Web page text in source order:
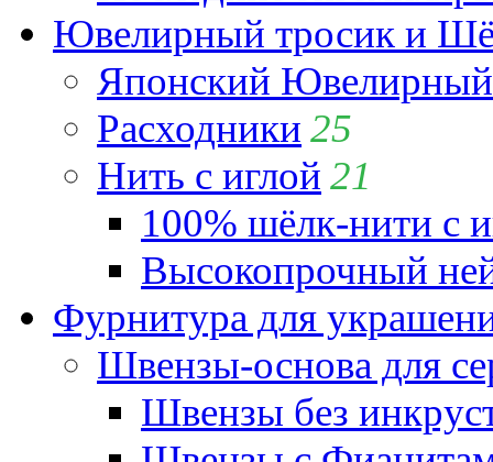
Ювелирный тросик и
Японский
Расходники 25
Нить с иглой 21
100% шёлк-нити с
Высокопрочный
Фурнитура для
Швензы-основа для
Швензы без